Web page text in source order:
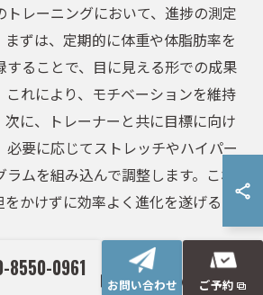
トレーニングにおいて、進捗の測定
ずは、定期的に体重や体脂肪率を
することで、目に見える形での成果
これにより、モチベーションを維持
次に、トレーナーと共に目標に向け
必要に応じてストレッチやハイパー
ムを組み込んで調整します。これ
かけずに効率よく進化を遂げるこ
ゴールを達成するための戦略
8550-0961
お問い合わせ ご予約